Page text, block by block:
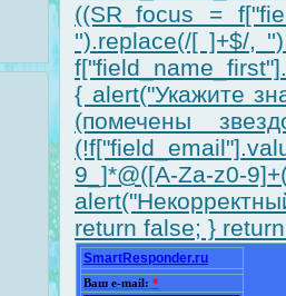
((SR_focus =
'').replace(/[ ]+$/,
{ alert("Укажите
(помечены
9_]*@([A-Za-z0-
return false; }
SmartResponder.ru
Ваш e-mail: *